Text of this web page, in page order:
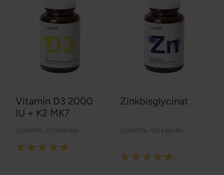
Vitamin D3 2000
IU + K2 MK7
Greatlife 60 kapsler
Rating:
Zinkbisglycinat
Greatlife 60 kapsler
Rating: